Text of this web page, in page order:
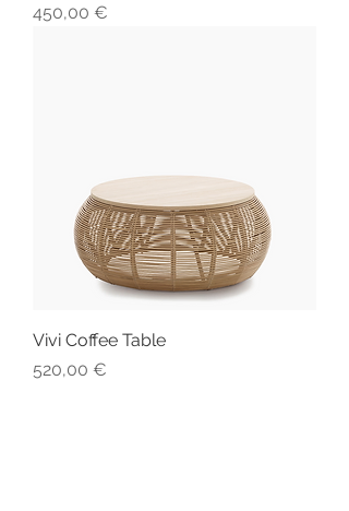
Preis
450,00 €
Vivi Coffee Table
Preis
520,00 €